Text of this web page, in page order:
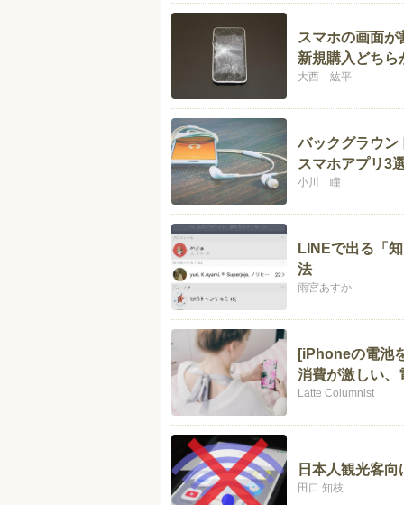
スマホの画面
新規購入どちら
大西 紘平
バックグラウン
スマホアプリ3
小川 瞳
LINEで出る「
法
雨宮あすか
[iPhoneの電池
消費が激しい、
Latte Columnist
日本人観光客
田口 知枝